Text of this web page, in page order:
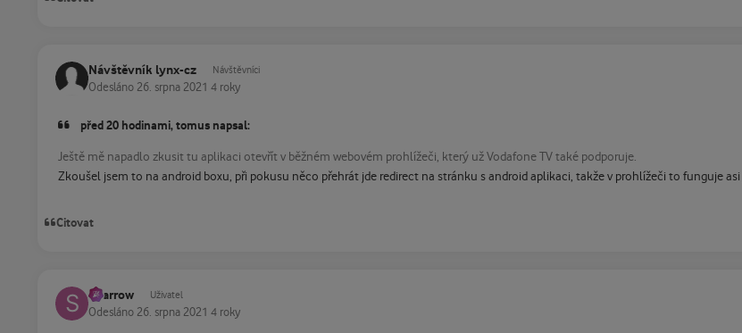
Návštěvník lynx-cz Návštěvníci
Odesláno 26. srpna 2021 4 roky
před 20 hodinami, tomus napsal:
Ještě mě napadlo zkusit tu aplikaci otevřít v běžném webovém prohlížeči, který už Vodafone TV také podporuje.
Zkoušel jsem to na android boxu, při pokusu něco přehrát jde redirect na stránku s android aplikaci, takže v prohlížeči to funguje asi
Citovat
Sparrow Uživatel
Odesláno 26. srpna 2021 4 roky